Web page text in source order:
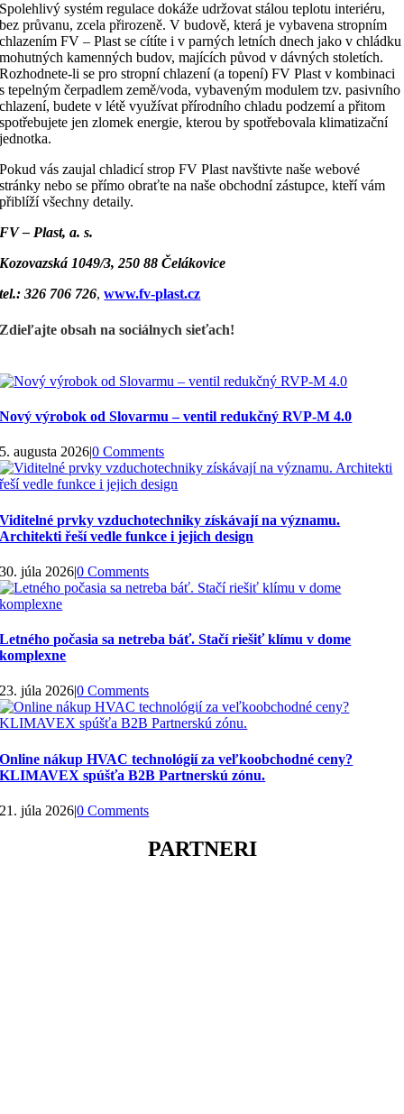
Spolehlivý systém regulace dokáže udržovat stálou teplotu interiéru,
bez průvanu, zcela přirozeně. V budově, která je vybavena stropním
chlazením FV – Plast se cítíte i v parných letních dnech jako v chládku
mohutných kamenných budov, majících původ v dávných stoletích.
Rozhodnete-li se pro stropní chlazení (a topení) FV Plast v kombinaci
s tepelným čerpadlem země/voda, vybaveným modulem tzv. pasivního
chlazení, budete v létě využívat přírodního chladu podzemí a přitom
spotřebujete jen zlomek energie, kterou by spotřebovala klimatizační
jednotka.
Pokud vás zaujal chladicí strop FV Plast navštivte naše webové
stránky nebo se přímo obraťte na naše obchodní zástupce, kteří vám
přiblíží všechny detaily.
FV – Plast, a. s.
Kozovazská 1049/3, 250 88 Čelákovice
tel.: 326 706 726,www.fv-plast.cz
Zdieľajte obsah na sociálnych sieťach!
Nový výrobok od Slovarmu – ventil redukčný RVP-M 4.0
5. augusta 2026|0 Comments
Viditelné prvky vzduchotechniky získávají na významu.
Architekti řeší vedle funkce i jejich design
30. júla 2026|0 Comments
Letného počasia sa netreba báť. Stačí riešiť klímu v dome
komplexne
23. júla 2026|0 Comments
Online nákup HVAC technológií za veľkoobchodné ceny?
KLIMAVEX spúšťa B2B Partnerskú zónu.
21. júla 2026|0 Comments
PARTNERI